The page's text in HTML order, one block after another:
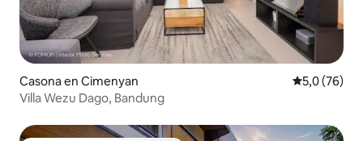
Casona en Cimenyan Calificación
5,0 (76)
Villa Wezu Dago, Bandung